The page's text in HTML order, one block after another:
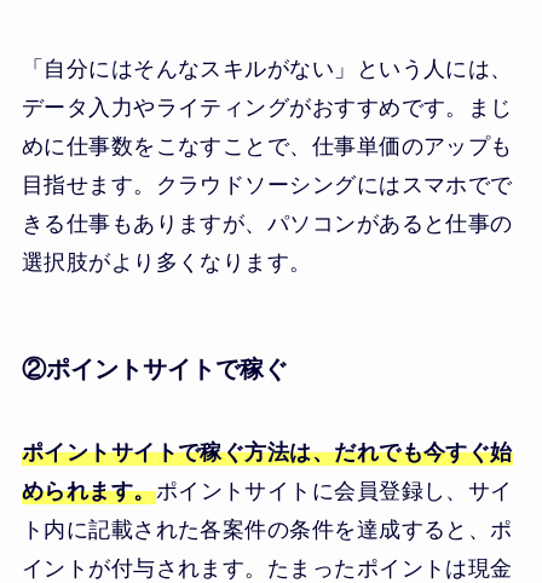
「自分にはそんなスキルがない」という人には、
データ入力やライティングがおすすめです。まじ
めに仕事数をこなすことで、仕事単価のアップも
目指せます。クラウドソーシングにはスマホでで
きる仕事もありますが、パソコンがあると仕事の
選択肢がより多くなります。
②ポイントサイトで稼ぐ
ポイントサイトで稼ぐ方法は、だれでも今すぐ始
められます。ポイントサイトに会員登録し、サイ
ト内に記載された各案件の条件を達成すると、ポ
イントが付与されます。たまったポイントは現金